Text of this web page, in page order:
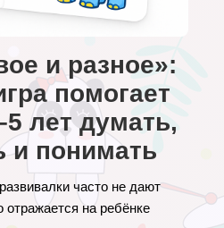
и разное»:
помогает
лет думать,
и понимать
часто не дают
отражается на ребёнке